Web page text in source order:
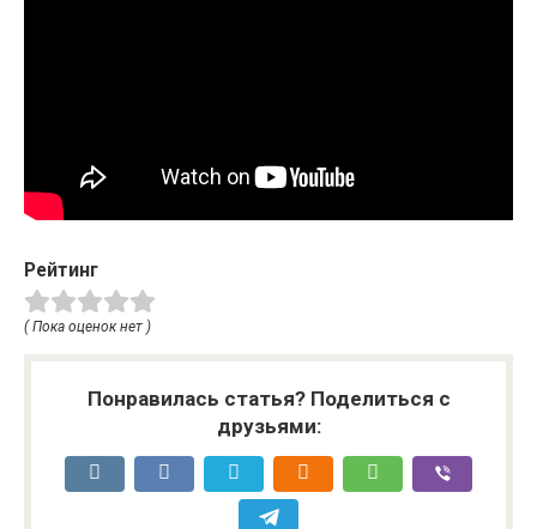
Рейтинг
( Пока оценок нет )
Понравилась статья? Поделиться с
друзьями: